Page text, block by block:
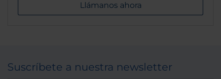
Llámanos ahora
Suscríbete a nuestra newsletter